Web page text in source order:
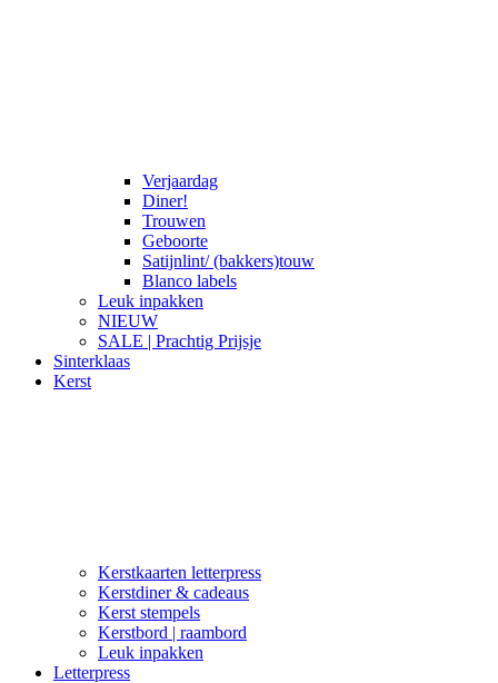
Verjaardag
Diner!
Trouwen
Geboorte
Satijnlint/ (bakkers)touw
Blanco labels
Leuk inpakken
NIEUW
SALE | Prachtig Prijsje
Sinterklaas
Kerst
Kerstkaarten letterpress
Kerstdiner & cadeaus
Kerst stempels
Kerstbord | raambord
Leuk inpakken
Letterpress